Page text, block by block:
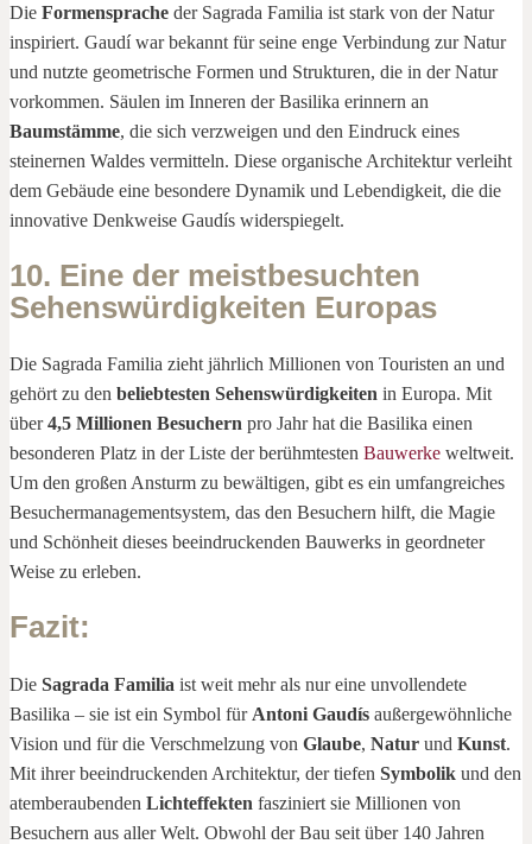
Die Formensprache der Sagrada Familia ist stark von der Natur
inspiriert. Gaudí war bekannt für seine enge Verbindung zur Natur
und nutzte geometrische Formen und Strukturen, die in der Natur
vorkommen. Säulen im Inneren der Basilika erinnern an
Baumstämme, die sich verzweigen und den Eindruck eines
steinernen Waldes vermitteln. Diese organische Architektur verleiht
dem Gebäude eine besondere Dynamik und Lebendigkeit, die die
innovative Denkweise Gaudís widerspiegelt.
10. Eine der meistbesuchten
Sehenswürdigkeiten Europas
Die Sagrada Familia zieht jährlich Millionen von Touristen an und
gehört zu den beliebtesten Sehenswürdigkeiten in Europa. Mit
über4,5 Millionen Besuchern pro Jahr hat die Basilika einen
besonderen Platz in der Liste der berühmtesten Bauwerke weltweit.
Um den großen Ansturm zu bewältigen, gibt es ein umfangreiches
Besuchermanagementsystem, das den Besuchern hilft, die Magie
und Schönheit dieses beeindruckenden Bauwerks in geordneter
Weise zu erleben.
Fazit:
Die Sagrada Familia ist weit mehr als nur eine unvollendete
Basilika – sie ist ein Symbol für Antoni Gaudís außergewöhnliche
Vision und für die Verschmelzung von Glaube, Natur und Kunst.
Mit ihrer beeindruckenden Architektur, der tiefen Symbolik und den
atemberaubenden Lichteffekten fasziniert sie Millionen von
Besuchern aus aller Welt. Obwohl der Bau seit über 140 Jahren